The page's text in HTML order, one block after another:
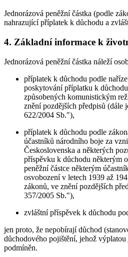
Jednorázová peněžní částka (podle
nahrazující příplatek k důchodu a
4. Základní informace k
Jednorázová peněžní částka náleží
příplatek k důchodu podle
poskytování příplatku k
způsobených komunistickým
znění pozdějších předpisů (dále
622/2004 Sb."),
příplatek k důchodu podle
účastníků národního boje za
Československa a některých
příspěvku k důchodu některým
peněžní částce některým
osvobození v letech 1939 až
zákonů, ve znění pozdějších
357/2005 Sb."),
zvláštní příspěvek k důchodu
jen proto, že nepobírají důchod
důchodového pojištění, jehož
podmíněn.